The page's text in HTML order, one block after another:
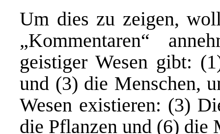
Um dies zu zeigen,
„Kommentaren“
geistiger Wesen gibt:
und (3) die Menschen,
Wesen existieren: (3)
die Pflanzen und (6) die